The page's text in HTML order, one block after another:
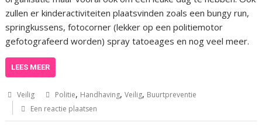
zullen er kinderactiviteiten plaatsvinden zoals een bungy run,
springkussens, fotocorner (lekker op een politiemotor
gefotografeerd worden) spray tatoeages en nog veel meer.
LEES MEER
Veilig Politie, Handhaving,Veilig, Buurtpreventie
Een reactie plaatsen